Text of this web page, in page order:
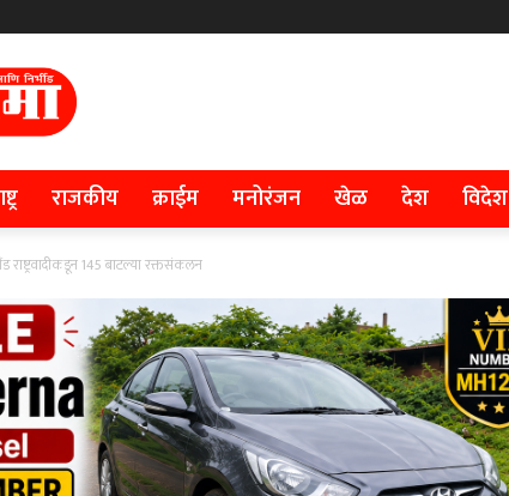
राजकीय क्राईम मनोरंजन खेळ देश विदेश
राष्ट्रवादीकडून 145 बाटल्या रक्तसंकलन